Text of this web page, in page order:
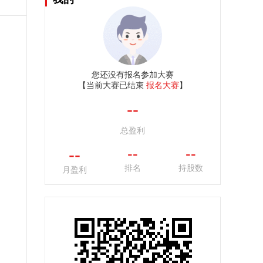
您还没有报名参加大赛
【当前大赛已结束 报名大赛】
--
总盈利
--
月盈利
--
排名
--
持股数